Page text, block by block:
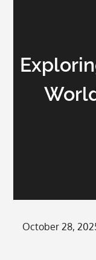
Posted
October 28,